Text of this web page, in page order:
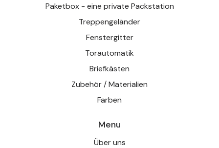
Paketbox - eine private Packstation
Treppengeländer
Fenstergitter
Torautomatik
Briefkästen
Zubehör / Materialien
Farben
Menu
Über uns